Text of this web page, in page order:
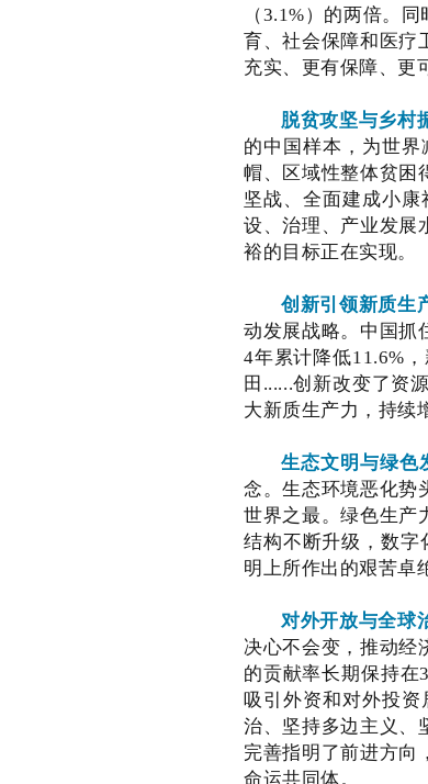
（3.1%）的两倍。
育、社会保障和医疗
充实、更有保障、更
脱贫攻坚与乡村
的中国样本，为世
帽、区域性整体贫困
坚战、全面建成小
设、治理、产业发展
裕的目标正在实现。
创新引领新质生
动发展战略。中国抓
4年累计降低11.6%
田......创新改变了资
大新质生产力，持续
生态文明与绿色
念。生态环境恶化势
世界之最。绿色生产
结构不断升级，数字
明上所作出的艰苦卓
对外开放与全球
决心不会变，推动经
的贡献率长期保持在
吸引外资和对外投
治、坚持多边主义、
完善指明了前进方向
命运共同体。